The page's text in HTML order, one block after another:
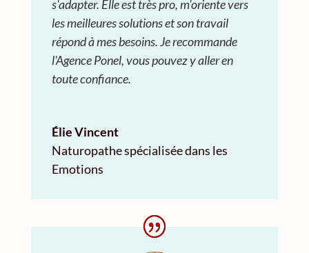
s'adapter. Elle est très pro, m'oriente vers
les meilleures solutions et son travail
répond à mes besoins. Je recommande
l'Agence Ponel, vous pouvez y aller en
toute confiance.
Élie Vincent
Naturopathe spécialisée dans les
Emotions